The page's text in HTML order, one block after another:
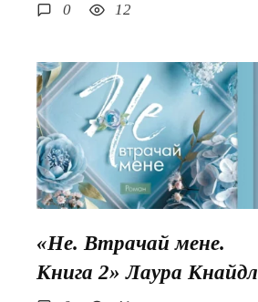
0 12
«Не. Втрачай мене.
Книга 2» Лаура Кнайдл